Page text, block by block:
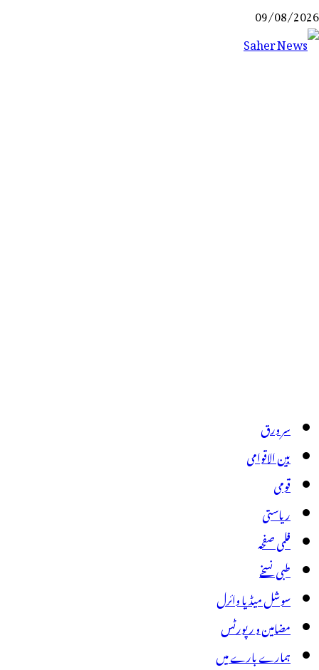
Skip
to
09/08/2026
سر ورق
بین الاقوامی
قومی
ریاستی
فلمی صفحہ
طبی نسخے
سوشل میڈیا وائرل
مضامین و رپورٹس
ہمارے بارے میں